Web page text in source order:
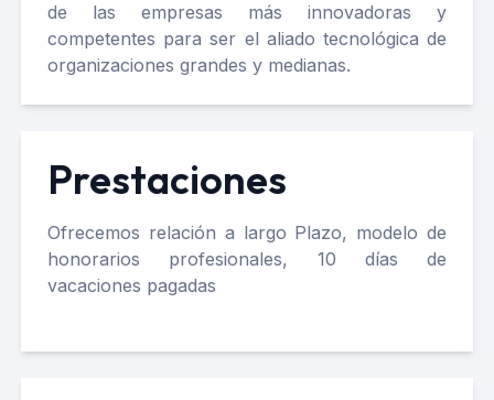
de las empresas más innovadoras y
competentes para ser el aliado tecnológica de
organizaciones grandes y medianas.
Prestaciones
Ofrecemos relación a largo Plazo, modelo de
honorarios profesionales, 10 días de
vacaciones pagadas